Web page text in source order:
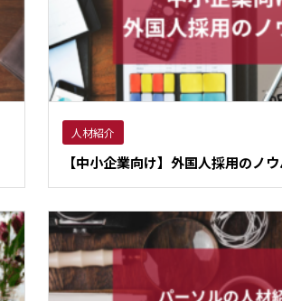
人材紹介
【中小企業向け】外国人採用のノ